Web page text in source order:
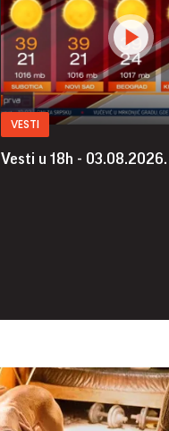
VESTI
Vesti u 18h - 03.08.2026.